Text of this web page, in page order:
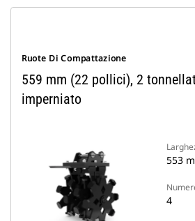
Ruote Di Compattazione
559 mm (22 pollici), 2
imperniato
553
4